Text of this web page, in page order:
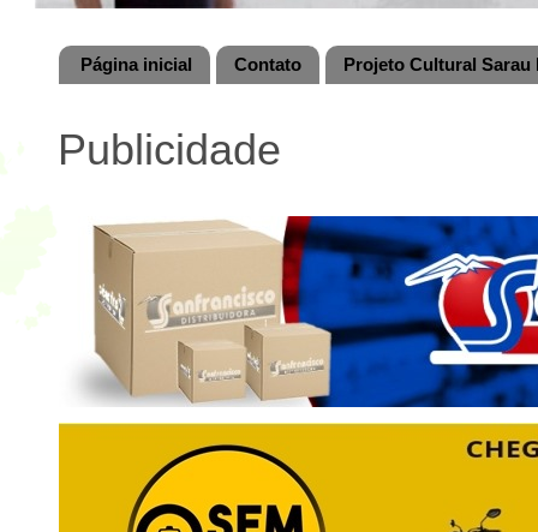
Página inicial Contato Projeto Cultural
Publicidade